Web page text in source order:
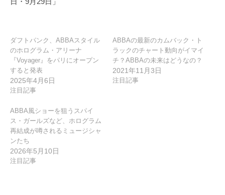
ダフトパンク、ABBAスタイル
のホログラム・アリーナ
『Voyager』をパリにオープン
すると発表
2025年4月6日
注目記事
ABBAの最新のカムバック・ト
ラックのチャート動向がイマイ
チ？ABBAの未来はどうなの？
2021年11月3日
注目記事
ABBA風ショーを狙うスパイ
ス・ガールズなど、ホログラム
再結成が噂されるミュージシャ
ンたち
2026年5月10日
注目記事